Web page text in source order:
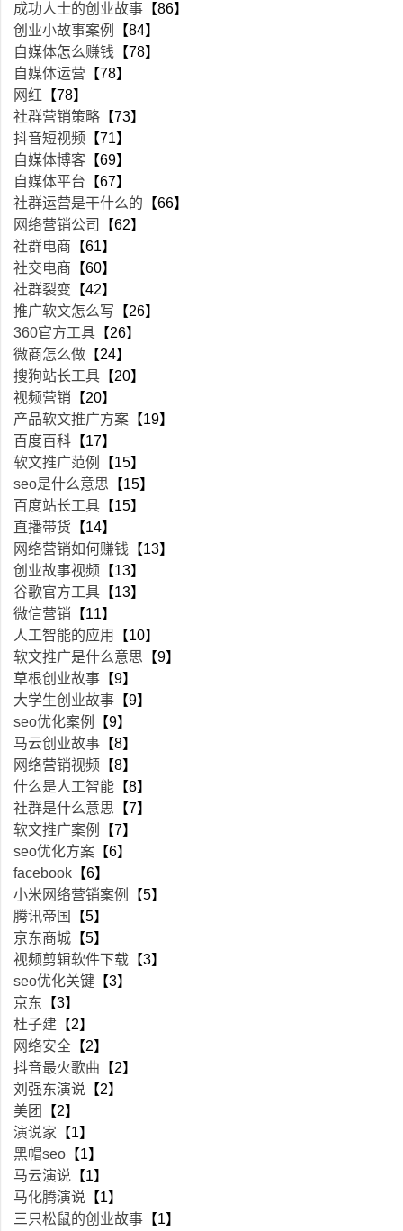
成功人士的创业故事 【86】
创业小故事案例
【84】
自媒体怎么赚钱 【78】
自媒体运营 【78】
网红 【78】
社群营销策略 【73】
抖音短视频 【71】
自媒体博客 【69】
自媒体平台 【67】
社群运营是干什么的 【66】
网络营销公司
【62】
社群电商 【61】
社交电商 【60】
社群裂变 【42】
推广软文怎么写 【26】
360官方工具 【26】
微商怎么做 【24】
搜狗站长工具 【20】
视频营销 【20】
产品软文推广方案 【19】
百度百科 【17】
软文推广范例
【15】
seo是什么意思 【15】
百度站长工具 【15】
直播带货 【14】
网络营销如何赚钱 【13】
创业故事视频 【13】
谷歌官方工具 【13】
微信营销 【11】
人工智能的应用
【10】
软文推广是什么意思 【9】
草根创业故事 【9】
大学生创业故事 【9】
seo优化案例
【9】
马云创业故事 【8】
网络营销视频 【8】
什么是人工智能 【8】
社群是什么意思 【7】
软文推广案例
【7】
seo优化方案 【6】
facebook 【6】
小米网络营销案例
【5】
腾讯帝国
【5】
京东商城 【5】
视频剪辑软件下载 【3】
seo优化关键 【3】
京东 【3】
杜子建 【2】
网络安全 【2】
抖音最火歌曲 【2】
刘强东演说 【2】
美团
【2】
演说家 【1】
黑帽seo 【1】
马云演说 【1】
马化腾演说 【1】
三只松鼠的创业故事 【1】